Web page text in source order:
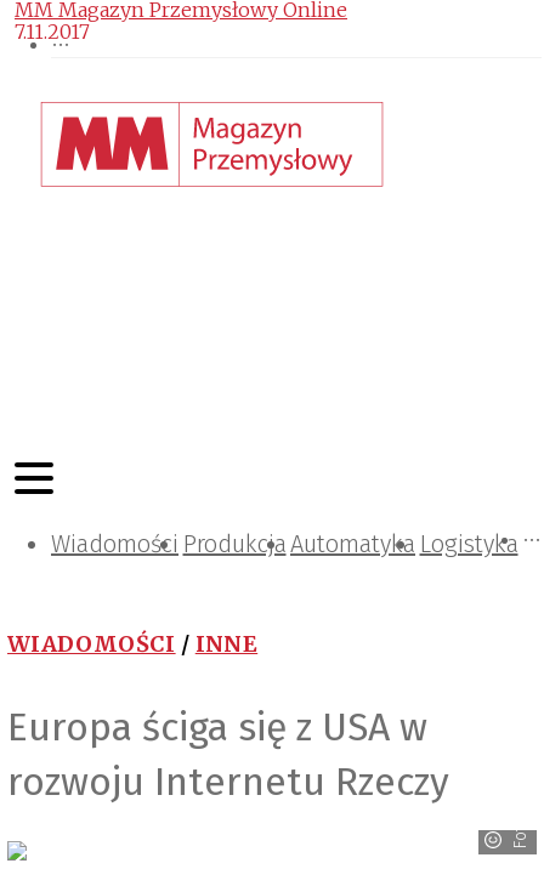
Wiadomości ProdukcjaAutomatyka Logistyka
Projektowanie i konstrukcje
Zarządzanie i IT
Tematy specjalne
WIADOMOŚCI / INNE
Europa ściga się z USA w
rozwoju Internetu Rzeczy
Fotolia
MM Magazyn Przemysłowy Online
7.11.2017